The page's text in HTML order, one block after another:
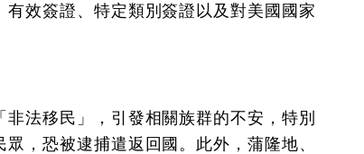
效簽證、特定類別簽證以及對美國國家
法移民」，引發相關族群的不安，特別
，恐被逮捕遣返回國。此外，蒲隆地、